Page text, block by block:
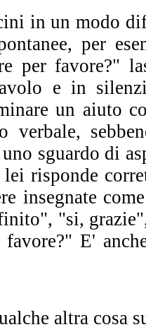
in un modo
per
per favore?"
e in
un aiuto
verbale,
sguardo di
risponde
insegnate
"si,
E'
altra cosa